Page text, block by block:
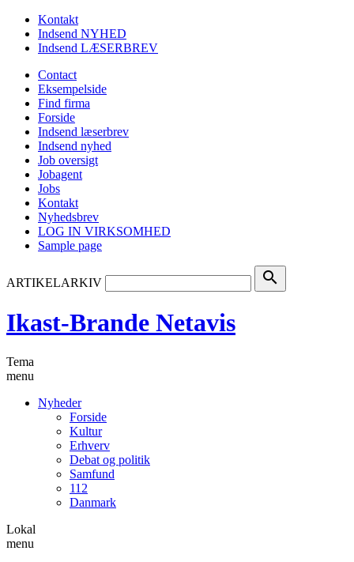
Kontakt
Indsend NYHED
Indsend LÆSERBREV
Contact
Eksempelside
Find firma
Forside
Indsend læserbrev
Indsend nyhed
Job oversigt
Jobagent
Jobs
Kontakt
Nyhedsbrev
LOG IN VIRKSOMHED
Sample page
ARTIKELARKIV search
Ikast-Brande Netavis
Tema
menu
Nyheder
Forside
Kultur
Erhverv
Debat og politik
Samfund
112
Danmark
Lokal
menu